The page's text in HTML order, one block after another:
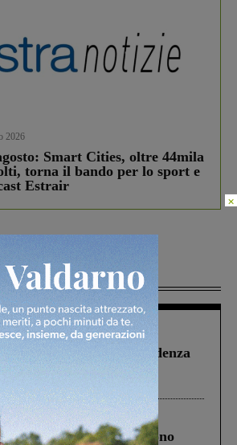
2026
Smart Cities, oltre 44mila
torna il bando per lo sport e
Estrair
1 Agosto 2026
finanziata oltre la scadenza
Fratelli d’Italia: “Un
Governo”
in A1 in cui morirono
×